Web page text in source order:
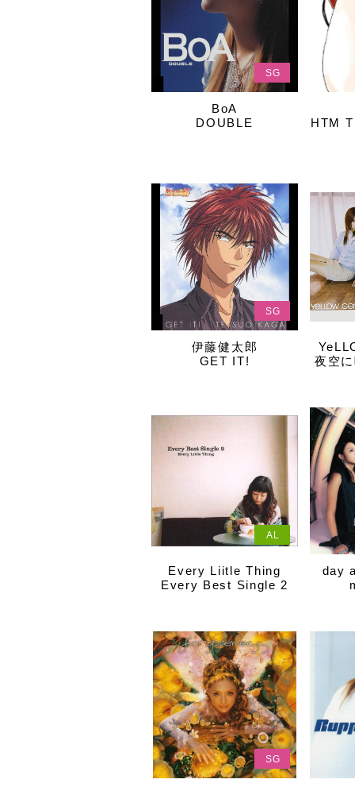
SG
BoA
DOUBLE
HTM
SG
伊藤健太郎
GET IT!
夜空
AL
Every Liitle Thing
Every Best Single 2
day
SG